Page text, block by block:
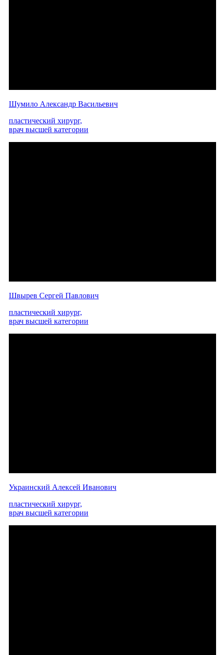
Шумило Александр Васильевич
пластический хирург,
врач высшей категории
Швырев Сергей Павлович
пластический хирург,
врач высшей категории
Украинский Алексей Иванович
пластический хирург,
врач высшей категории